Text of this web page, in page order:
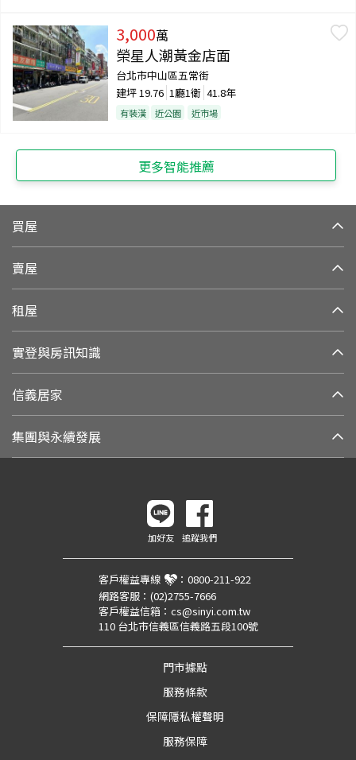
3,000萬
榮星人潮黃金店面
台北市中山區五常街
建坪 19.76 1廳1衛 41.8年
有裝潢 近公園 近市場
更多智能推薦
買屋
賣屋
租屋
實登與房訊知識
信義居家
集團與永續發展
加好友 追蹤我們
客戶權益專線 ： 0800-211-922
網路客服： (02)2755-7666
客戶權益信箱： cs@sinyi.com.tw
110 台北市信義區信義路五段100號
門市據點
服務條款
保障隱私權聲明
服務保障